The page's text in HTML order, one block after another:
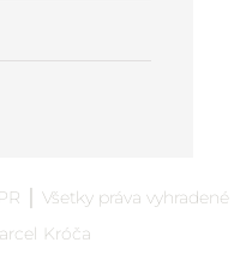
│ Všetky práva vyhradené
Króča